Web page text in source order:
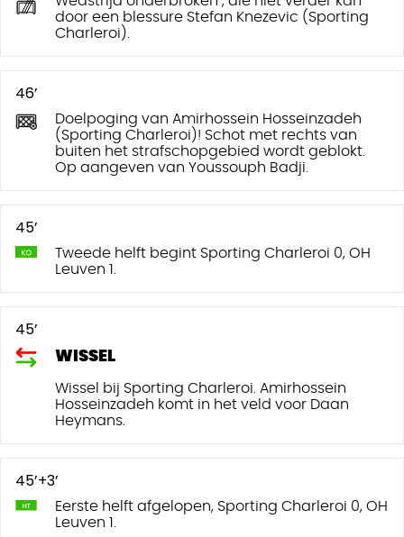
door een blessure Stefan Knezevic (Sporting
Charleroi).
46’
Doelpoging van Amirhossein Hosseinzadeh
(Sporting Charleroi)! Schot met rechts van
buiten het strafschopgebied wordt geblokt.
Op aangeven van Youssouph Badji.
45’
Tweede helft begint Sporting Charleroi 0, OH
Leuven 1.
45’
WISSEL
Wissel bij Sporting Charleroi. Amirhossein
Hosseinzadeh komt in het veld voor Daan
Heymans.
45’+3’
Eerste helft afgelopen, Sporting Charleroi 0, OH
Leuven 1.